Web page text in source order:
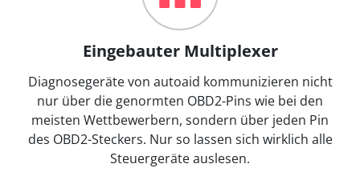
Eingebauter Multiplexer
Diagnosegeräte von autoaid kommunizieren nicht
nur über die genormten OBD2-Pins wie bei den
meisten Wettbewerbern, sondern über jeden Pin
des OBD2-Steckers. Nur so lassen sich wirklich alle
Steuergeräte auslesen.